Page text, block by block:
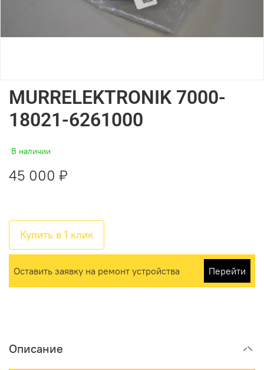
MURRELEKTRONIK 7000-
18021-6261000
В наличии
45 000 ₽
Купить в 1 клик
Оставить заявку на ремонт устройства Перейти
Описание